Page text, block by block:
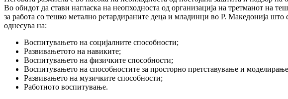
Во обидот да стави нагласка на неопходноста од организација на третманот на
за работа со тешко метално ретардираните деца и младинци во Р. Македонија
однесува на:
Воспитувањето на социјалните способности;
Развивањетото на навиките;
Воспитувањето на физичките способности;
Воспитувањето на способностите за просторно претставување и
Развивањето на музичките способности;
Работното воспитување.